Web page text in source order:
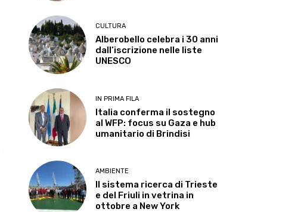
CULTURA
Alberobello celebra i 30 anni
dall’iscrizione nelle liste
UNESCO
IN PRIMA FILA
Italia conferma il sostegno
al WFP: focus su Gaza e hub
umanitario di Brindisi
AMBIENTE
Il sistema ricerca di Trieste
e del Friuli in vetrina in
ottobre a New York